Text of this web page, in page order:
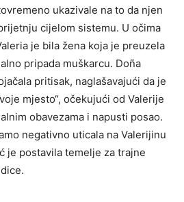
ukazivale na to da njen
cijelom sistemu. U očima
je bila žena koja je preuzela
pripada muškarcu. Doña
pritisak, naglašavajući da je
mjesto“, očekujući od Valerije
obavezama i napusti posao.
negativno uticala na Valerijinu
je postavila temelje za trajne